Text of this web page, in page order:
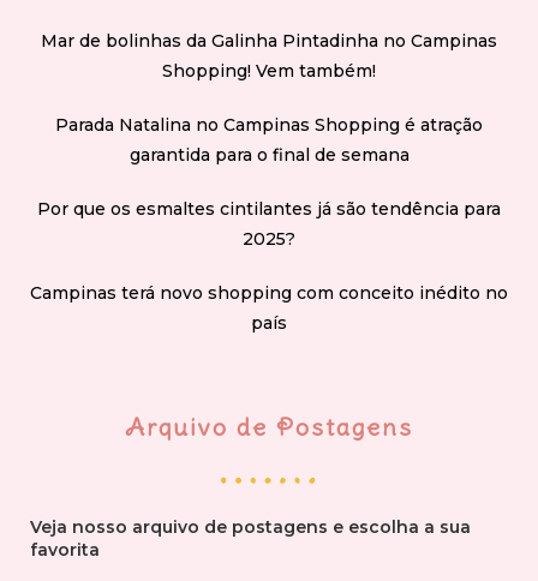
Mar de bolinhas da Galinha Pintadinha no Campinas
Shopping! Vem também!
Parada Natalina no Campinas Shopping é atração
garantida para o final de semana
Por que os esmaltes cintilantes já são tendência para
2025?
Campinas terá novo shopping com conceito inédito no
país
Arquivo de Postagens
Veja nosso arquivo de postagens e escolha a sua
favorita